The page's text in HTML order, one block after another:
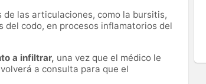
las articulaciones, como la bursitis,
codo, en procesos inflamatorios del
a infiltrar, una vez que el médico le
a consulta para que el